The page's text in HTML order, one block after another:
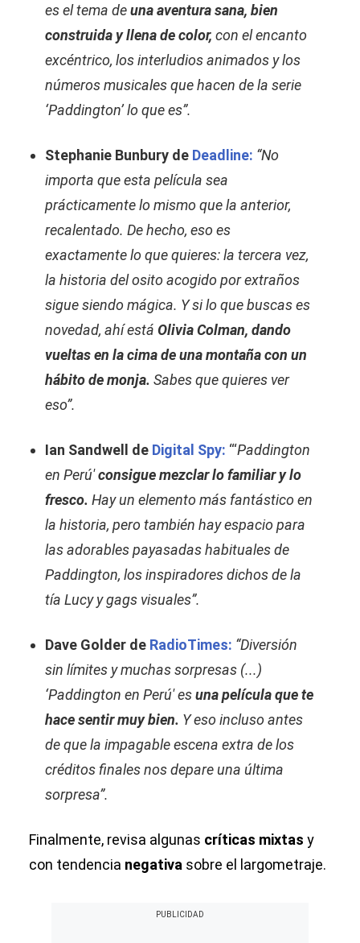
es el tema deuna aventura sana, bien
construida y llena de color, con el encanto
excéntrico, los interludios animados y los
números musicales que hacen de la serie
‘Paddington’ lo que es”.
Stephanie Bunbury de Deadline: “No
importa que esta película sea
prácticamente lo mismo que la anterior,
recalentado. De hecho, eso es
exactamente lo que quieres: la tercera vez,
la historia del osito acogido por extraños
sigue siendo mágica. Y si lo que buscas es
novedad, ahí está Olivia Colman, dando
vueltas en la cima de una montaña con un
hábito de monja. Sabes que quieres ver
eso”.
Ian Sandwell de Digital Spy: “‘Paddington
en Perú'consigue mezclar lo familiar y lo
fresco. Hay un elemento más fantástico en
la historia, pero también hay espacio para
las adorables payasadas habituales de
Paddington, los inspiradores dichos de la
tía Lucy y gags visuales”.
Dave Golder de RadioTimes: “Diversión
sin límites y muchas sorpresas (...)
‘Paddington en Perú' esuna película que te
hace sentir muy bien. Y eso incluso antes
de que la impagable escena extra de los
créditos finales nos depare una última
sorpresa”.
Finalmente, revisa algunas críticas mixtas y
con tendencia negativa sobre el largometraje.